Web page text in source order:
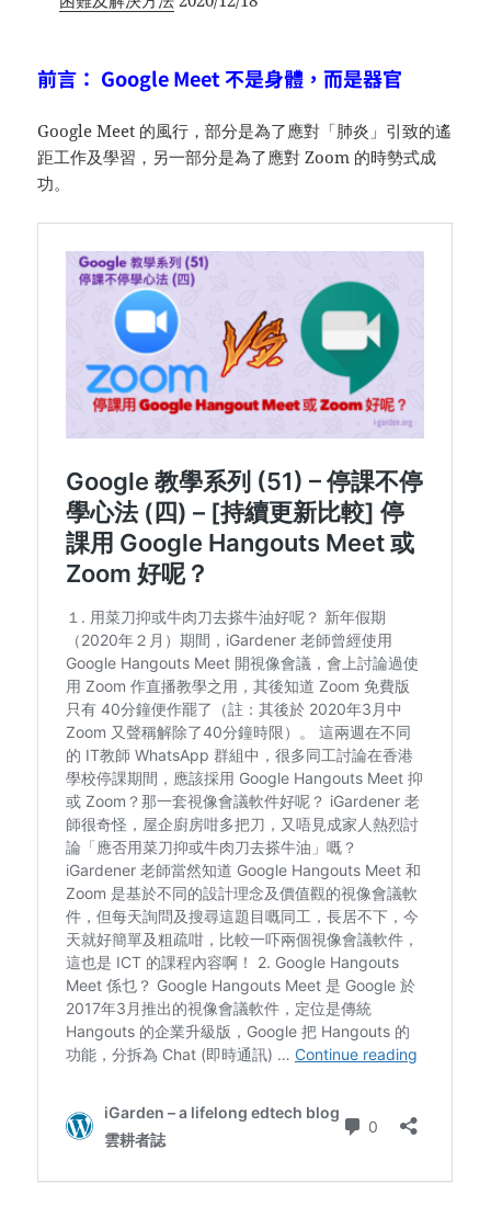
前言： Google Meet 不是身體，而是器官
Google Meet 的風行，部分是為了應對「肺炎」引致的遙
距工作及學習，另一部分是為了應對 Zoom 的時勢式成
功。